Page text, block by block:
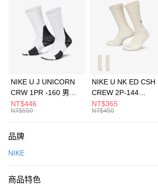
3 期 0 利率 每期
合作金庫商業銀行
第一商業銀行
華南商業銀行
彰化商業銀行
上海商業儲蓄銀行
元大商業銀行
台灣樂天信用卡公司
Apple Pay
全盈+PAY
AFTEE先享後付
【關於「AFTEE先享後付」】
便利好安心！
３．安心：先確認商品／服務後，再付款。
運送方式
每筆NT$100，滿NT$1,500(含以上)免運費
NIKE U J UNICORN
CRW 1PR -160 男女
中統襪 FZ3393100
NT$446
NT$550
NIKE U NK ED CSH
CREW 2P-144
EMBRDY 男女 短統襪
FZ3073133
NT$365
NT$450
品牌
NIKE
商品特色